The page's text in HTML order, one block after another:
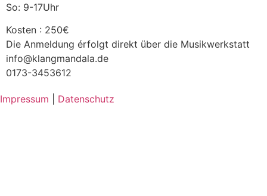
So: 9-17Uhr
Kosten : 250€
Die Anmeldung érfolgt direkt über die Musikwerkstatt
info@klangmandala.de
0173-3453612
Impressum Datenschutz